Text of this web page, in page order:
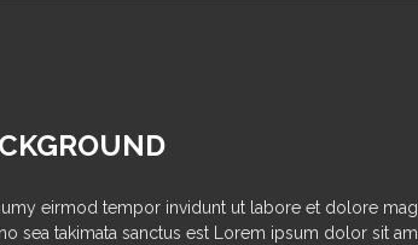
eirmod tempor invidunt ut labore et dolore
sea takimata sanctus est Lorem ipsum dolor sit